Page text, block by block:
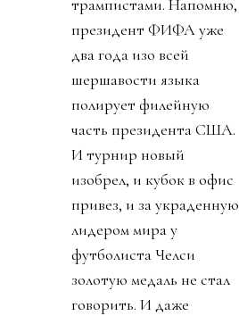
трампистами. Напомню,
президент ФИФА уже
два года изо всей
шершавости языка
полирует филейную
часть президента США.
И турнир новый
изобрел, и кубок в офис
привез, и за украденную
лидером мира у
футболиста Челси
золотую медаль не стал
говорить. И даже